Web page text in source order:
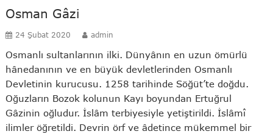
Osman Gâzi
24 Şubat 2020 admin
Osmanlı sultanlarının ilki. Dünyânın en uzun ömürlü
hânedanının ve en büyük devletlerinden Osmanlı
Devletinin kurucusu. 1258 tarihinde Söğüt’te doğdu.
Oğuzların Bozok kolunun Kayı boyundan Ertuğrul
Gâzinin oğludur. İslâm terbiyesiyle yetiştirildi. İslâmî
ilimler öğretildi. Devrin örf ve âdetince mükemmel bir